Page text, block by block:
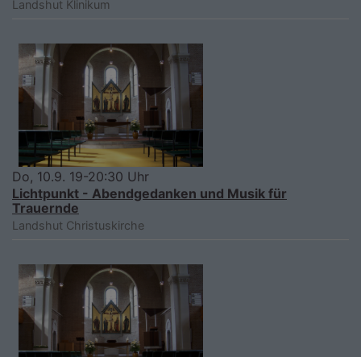
Landshut Klinikum
Do, 10.9. 19-20:30 Uhr
Lichtpunkt - Abendgedanken und Musik für
Trauernde
Landshut Christuskirche